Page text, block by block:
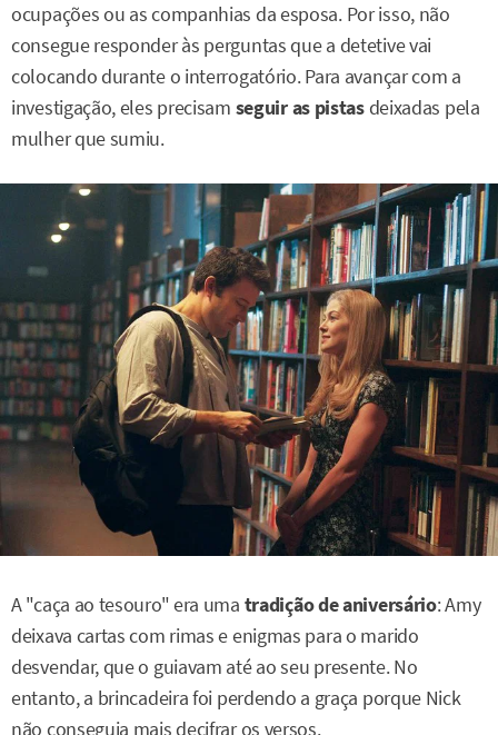
ocupações ou as companhias da esposa. Por isso, não
consegue responder às perguntas que a detetive vai
colocando durante o interrogatório. Para avançar com a
investigação, eles precisam seguir as pistasdeixadas pela
mulher que sumiu.
A "caça ao tesouro" era uma tradição de aniversário: Amy
deixava cartas com rimas e enigmas para o marido
desvendar, que o guiavam até ao seu presente. No
entanto, a brincadeira foi perdendo a graça porque Nick
não conseguia mais decifrar os versos.